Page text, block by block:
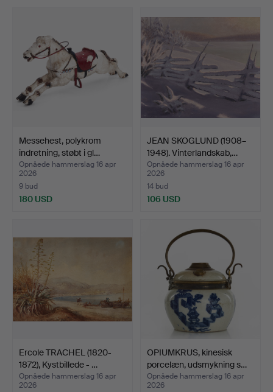
Messehest, polykrom
indretning, støbt i gl…
Opnåede hammerslag 16 apr
2026
9 bud
180 USD
JEAN SKOGLUND (1908–
1948). Vinterlandskab,…
Opnåede hammerslag 16 apr
2026
14 bud
106 USD
Ercole TRACHEL (1820-
1872), Kystbillede - …
Opnåede hammerslag 16 apr
2026
OPIUMKRUS, kinesisk
porcelæn, udsmykning s…
Opnåede hammerslag 16 apr
2026